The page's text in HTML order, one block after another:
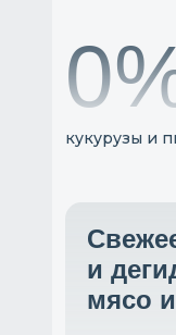
кукурузы и
и
мясо